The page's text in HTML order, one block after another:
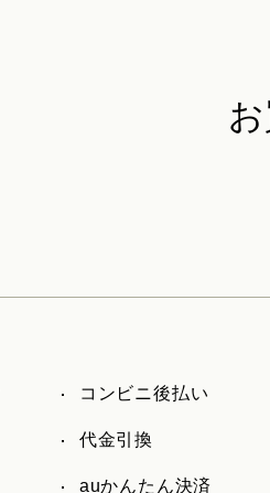
コンビニ後払い
代金引換
auかんたん決済